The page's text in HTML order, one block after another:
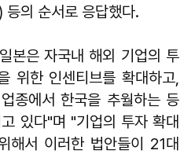
의 순서로 응답했다.
본은 자국내 해외 기업의 투
위한 인센티브를 확대하고,
종에서 한국을 추월하는 등
있다"며 "기업의 투자 확대
해서 이러한 법안들이 21대